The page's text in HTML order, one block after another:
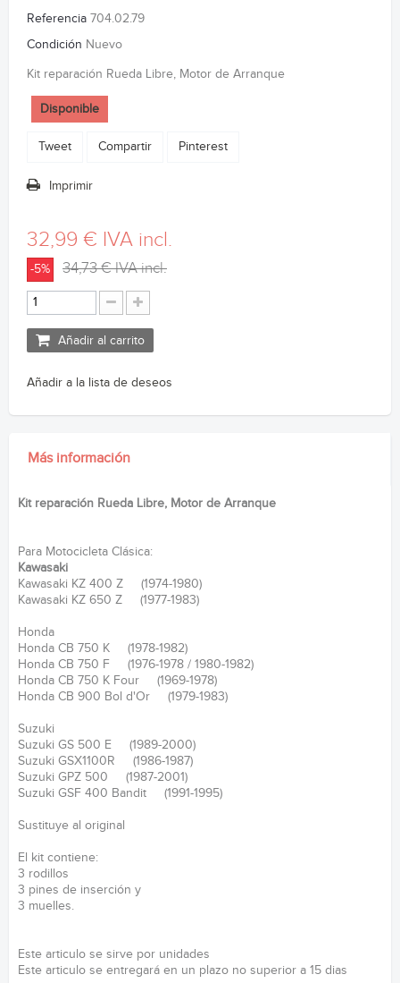
Referencia 704.02.79
Condición Nuevo
Kit reparación Rueda Libre, Motor de Arranque
Disponible
Tweet Compartir Pinterest
Imprimir
32,99 € IVA incl.
-5% 34,73 €IVA incl.
Añadir al carrito
Añadir a la lista de deseos
Más información
Kit reparación Rueda Libre, Motor de Arranque
Para Motocicleta Clásica:
Kawasaki
Kawasaki KZ 400 Z (1974-1980)
Kawasaki KZ 650 Z (1977-1983)
Honda
Honda CB 750 K (1978-1982)
Honda CB 750 F (1976-1978 / 1980-1982)
Honda CB 750 K Four (1969-1978)
Honda CB 900 Bol d'Or (1979-1983)
Suzuki
Suzuki GS 500 E (1989-2000)
Suzuki GSX1100R (1986-1987)
Suzuki GPZ 500 (1987-2001)
Suzuki GSF 400 Bandit (1991-1995)
Sustituye al original
El kit contiene:
3 rodillos
3 pines de inserción y
3 muelles.
Este articulo se sirve por unidades
Este articulo se entregará en un plazo no superior a 15 dias